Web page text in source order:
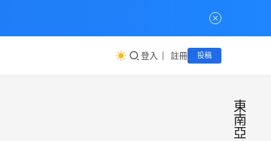
登入 註冊 投稿
東
南
亞